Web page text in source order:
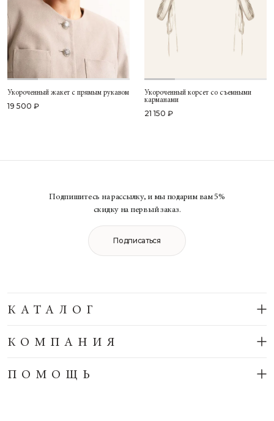
Укороченный жакет с прямым рукавом
19 500 ₽
Укороченный корсет со съемными
карманами
21 150 ₽
Подпишитесь на рассылку, и мы подарим вам 5%
скидку на первый заказ.
Подписаться
КАТАЛОГ
КОМПАНИЯ
ПОМОЩЬ